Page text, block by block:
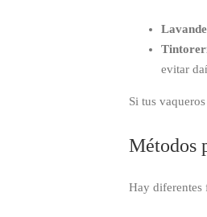
evitar
Si tus
Métodos
Hay diferentes